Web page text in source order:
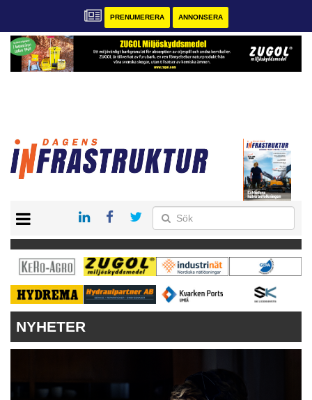
PRENUMERERA ANNONSERA
KONTAKT
VÅRA ANDRA MAGASIN
PRENUMERERA
ANNONSERA
NYHETER